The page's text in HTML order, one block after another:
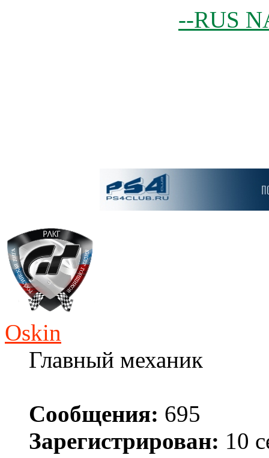
--RUS
Oskin
Главный механик
Сообщения: 695
Зарегистрирован: 10